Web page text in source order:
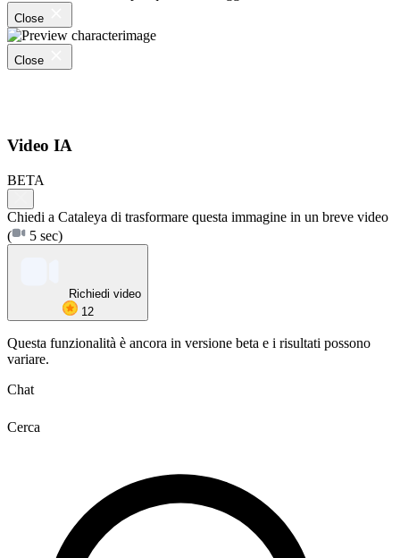
Close
Close
Video IA
BETA
Chiedi a Cataleya di trasformare questa immagine in un breve video
(
5 sec)
Richiedi video
12
Questa funzionalità è ancora in versione beta e i risultati possono
variare.
Chat
Cerca